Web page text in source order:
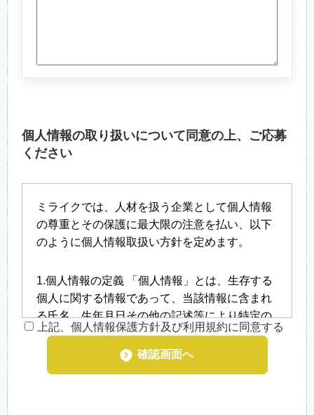
個人情報の取り扱いについて同意の上、ご応募
ください
ミライクでは、人材を扱う企業として個人情報
の尊重とその保護に最大限の注意を払い、以下
のように個人情報取扱い方針を定めます。
1.個人情報の定義 「個人情報」とは、生存する
個人に関する情報であって、当該情報に含まれ
る氏名、生年月日その他の記述等により特定の
個人を識別することができるもの、及び他の情
報と容易に照合することができ、それにより特
定の個人を識別することができることとなるも
上記、個人情報保護方針及び利用規約に同意する
確認画面へ